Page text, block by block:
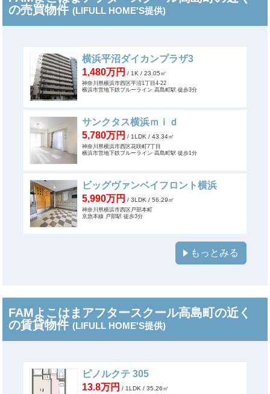
の売買物件 (LIFULL HOME'S提供)
横浜平沼ダイカンプラザ3
1,480万円 / 1K / 23.05㎡
神奈川県横浜市西区平沼1丁目4-22
横浜市営地下鉄ブルーライン 高島町駅 徒歩3分
サンクタス横浜ｍｉｄ
5,780万円 / 1LDK / 43.34㎡
神奈川県横浜市西区花咲町7丁目
横浜市営地下鉄ブルーライン 高島町駅 徒歩1分
ビッグヴァンベイフロント横浜
5,990万円 / 3LDK / 56.29㎡
神奈川県横浜市西区戸部本町
京急本線 戸部駅 徒歩3分
もっとみる
FAMよこはまアフタースクール高島町の近く
の賃貸物件 (LIFULL HOME'S提供)
ピノルクテ 305
13.8万円 / 1LDK / 35.26㎡